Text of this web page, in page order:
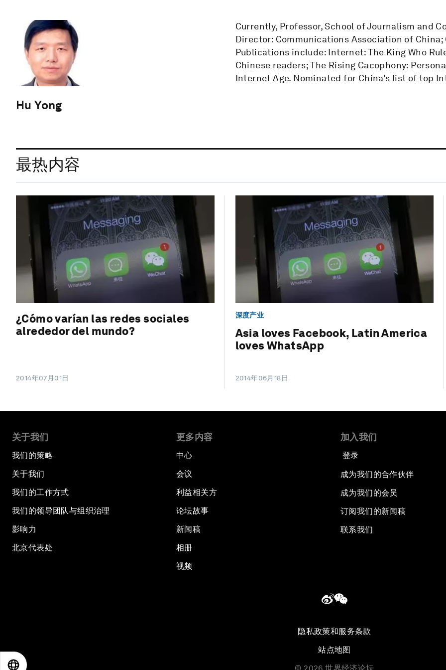
Hu Yong
Currently, Professor, School of Journalism and
Director: Communications Association of
Publications include: Internet: The King Who
Chinese readers; The Rising Cacophony:
Internet Age. Nominated for China's list of top
最热内容
¿Cómo varían las redes sociales
alrededor del mundo?
2014年07月01日
深度产业
Asia loves Facebook, Latin America
loves WhatsApp
2014年06月18日
关于我们
我们的策略
关于我们
我们的工作方式
我们的领导团队与组织治理
影响力
北京代表处
更多内容
中心
会议
利益相关方
论坛故事
新闻稿
相册
视频
加入我们
登录
成为我们的合作伙伴
成为我们的会员
订阅我们的新闻稿
联系我们
隐私政策和服务条款
站点地图